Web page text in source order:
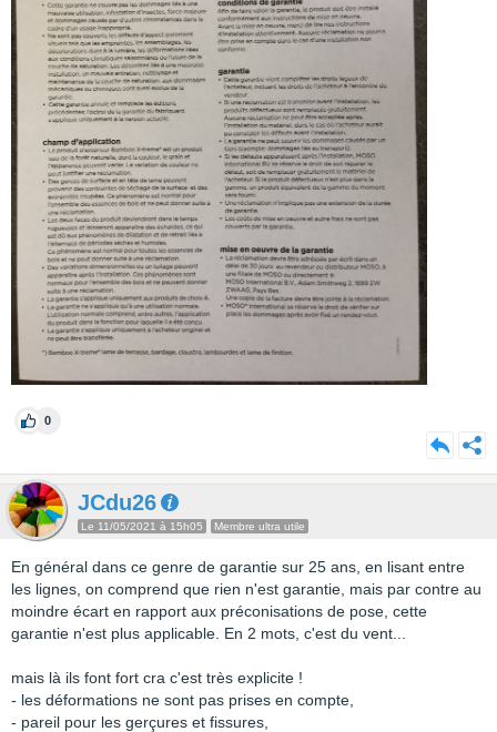
0
JCdu26
Le 11/05/2021 à 15h05 Membre ultra utile
En général dans ce genre de garantie sur 25 ans, en lisant entre
les lignes, on comprend que rien n'est garantie, mais par contre au
moindre écart en rapport aux préconisations de pose, cette
garantie n'est plus applicable. En 2 mots, c'est du vent...
mais là ils font fort cra c'est très explicite !
- les déformations ne sont pas prises en compte,
- pareil pour les gerçures et fissures,